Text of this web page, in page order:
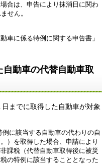
合は、申告により抹消日に関わ
せん。
車に係る特例に関する申告書」
動車の代替自動車取
までに取得した自動車が対象
に該当する自動車の代わりの自
）を取得した場合、申請により
課税（代替自動車取得後に被災
の特例に該当することとなった